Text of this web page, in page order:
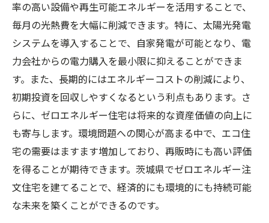
率の高い設備や再生可能エネルギーを活用することで、
毎月の光熱費を大幅に削減できます。特に、太陽光発電
システムを導入することで、自家発電が可能となり、電
力会社からの電力購入を最小限に抑えることができま
す。また、長期的にはエネルギーコストの削減により、
初期投資を回収しやすくなるという利点もあります。さ
らに、ゼロエネルギー住宅は将来的な資産価値の向上に
も寄与します。環境問題への関心が高まる中で、エコ住
宅の需要はますます増加しており、再販時にも高い評価
を得ることが期待できます。茨城県でゼロエネルギー注
文住宅を建てることで、経済的にも環境的にも持続可能
な未来を築くことができるのです。